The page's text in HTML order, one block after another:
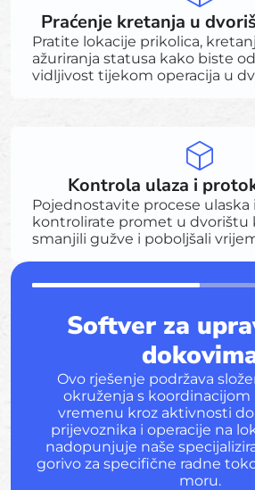
Praćenje kretanja u
Pratite lokacije prikolica,
ažuriranja statusa kako biste
vidljivost tijekom operacija u
Kontrola ulaza i
Pojednostavite procese ulaska
kontrolirate promet u dvorištu
smanjili gužve i poboljšali
Softver za
Ovo rješenje podržava
okruženja s
vremenu kroz aktivnosti
prijevoznika i operacije na
nadopunjuje naše
gorivo za specifične radne
moru.